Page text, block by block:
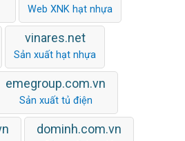
Web XNK hạt nhựa
vinares.net
Sản xuất hạt nhựa
emegroup.com.vn
Sản xuất tủ điện
dominh.com.vn